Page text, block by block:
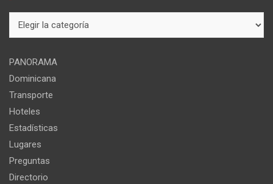
del
PANORAMA
Dominicana
Transporte
Hoteles
Estadísticas
Lugares
Preguntas
Directorio